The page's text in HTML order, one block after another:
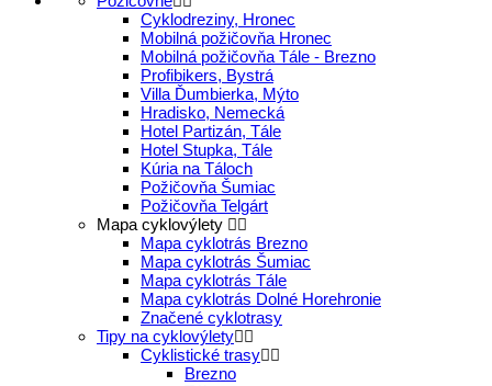
Cyklodreziny, Hronec
Mobilná požičovňa Hronec
Mobilná požičovňa Tále - Brezno
Profibikers, Bystrá
Villa Ďumbierka, Mýto
Hradisko, Nemecká
Hotel Partizán, Tále
Hotel Stupka, Tále
Kúria na Táloch
Požičovňa Šumiac
Požičovňa Telgárt
Mapa cyklovýlety
Mapa cyklotrás Brezno
Mapa cyklotrás Šumiac
Mapa cyklotrás Tále
Mapa cyklotrás Dolné Horehronie
Značené cyklotrasy
Tipy na cyklovýlety
Cyklistické trasy
Brezno